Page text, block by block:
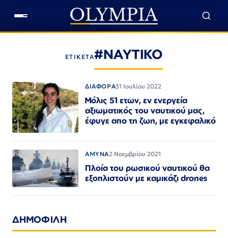
ΕΤΙΚΕΤΑ#ΝΑΥΤΙΚΟ
ΔΙΑΦΟΡΑ31 Ιουλίου 2022
Μόλις 51 ετων, εν ενεργεία
αξιωματικός του ναυτικού μας,
έφυγε απο τη ζωη, με εγκεφαλικό
ΑΜΥΝΑ2 Νοεμβρίου 2021
Πλοία του ρωσικού ναυτικού θα
εξοπλιστούν με καμικάζι drones
ΔΗΜΟΦΙΛΗ